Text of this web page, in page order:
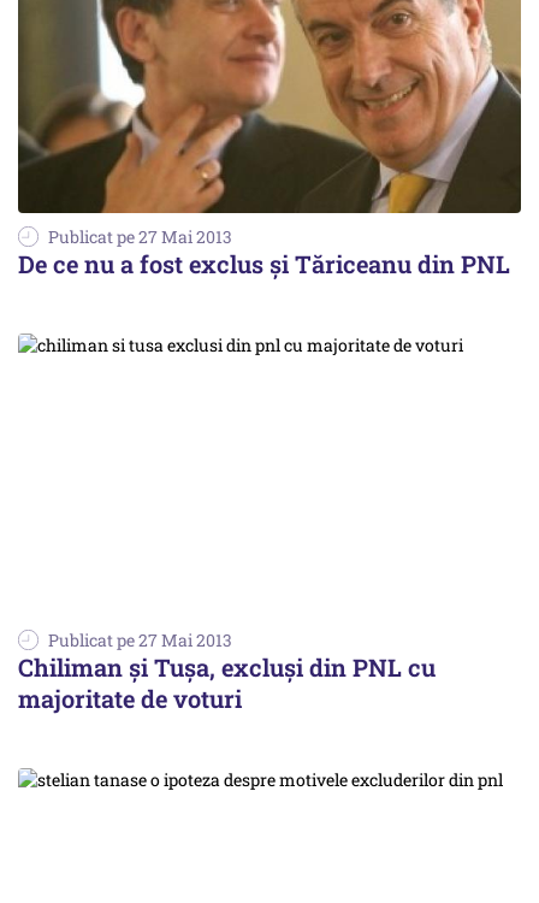
Publicat pe 27 Mai 2013
De ce nu a fost exclus și Tăriceanu din PNL
Publicat pe 27 Mai 2013
Chiliman și Tușa, excluși din PNL cu
majoritate de voturi